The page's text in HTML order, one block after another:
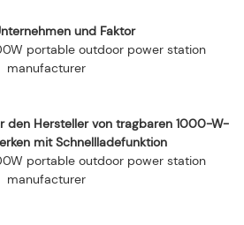
und Faktor
den Hersteller von tragbaren 1000-W-
mit Schnellladefunktion